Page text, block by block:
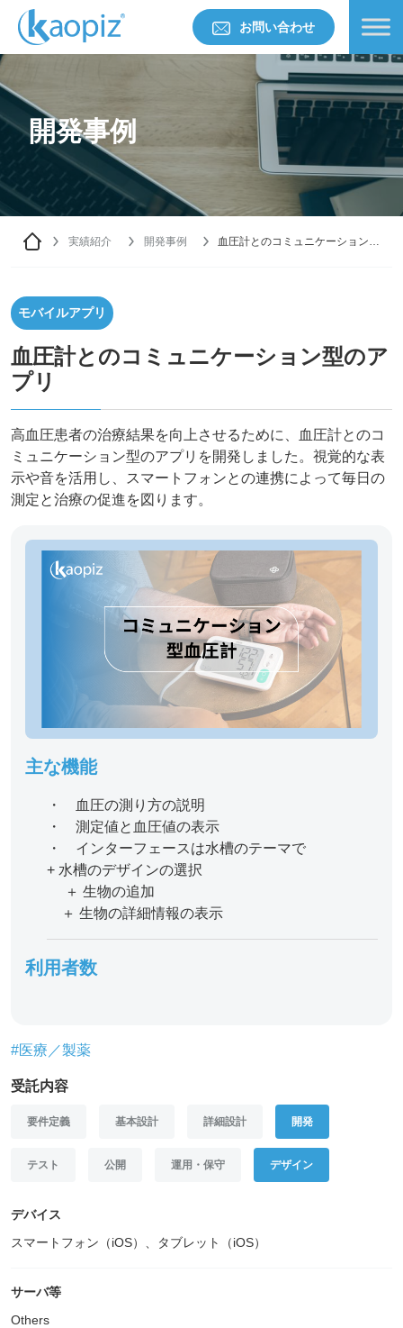
お問い合わせ
開発事例
実績紹介 開発事例
血圧計とのコミュニケーション型
モバイルアプリ
血圧計とのコミュニケーション型のア
プリ
高血圧患者の治療結果を向上させるために、血圧計とのコ
ミュニケーション型のアプリを開発しました。視覚的な表
示や音を活用し、スマートフォンとの連携によって毎日の
測定と治療の促進を図ります。
主な機能
・ 血圧の測り方の説明
・ 測定値と血圧値の表示
・ インターフェースは水槽のテーマで
+ 水槽のデザインの選択
＋ 生物の追加
＋ 生物の詳細情報の表示
利用者数
#医療／製薬
受託内容
要件定義 基本設計 詳細設計 開発
テスト 公開 運用・保守 デザイン
デバイス
スマートフォン（iOS）、タブレット（iOS）
サーバ等
Others